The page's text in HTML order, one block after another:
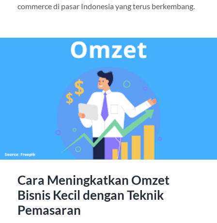
commerce di pasar Indonesia yang terus berkembang.
Cara Meningkatkan Omzet
Bisnis Kecil dengan Teknik
Pemasaran